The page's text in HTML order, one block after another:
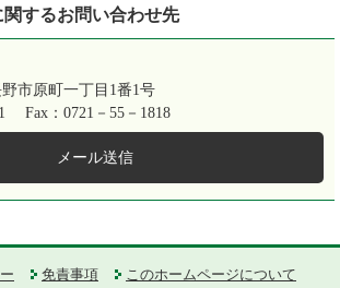
関するお問い合わせ先
市原町一丁目1番1号
Fax：0721－55－1818
メール送信
免責事項
このホームページについて